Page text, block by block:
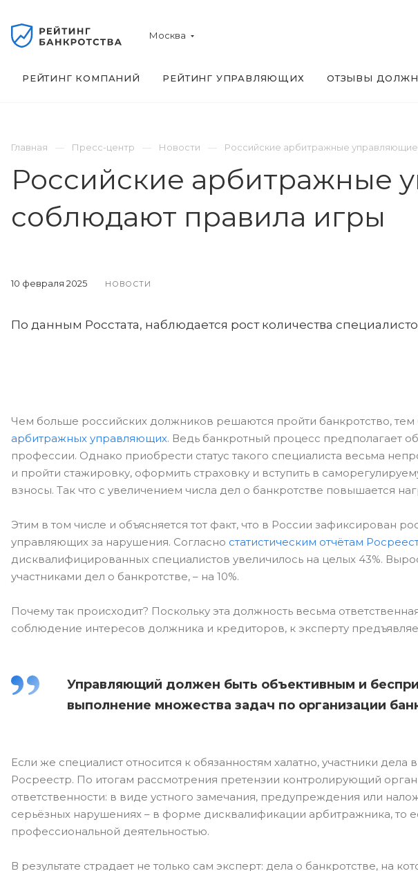
Москва
РЕЙТИНГ КОМПАНИЙ РЕЙТИНГ УПРАВЛЯЮЩИХ ОТЗЫВЫ
Главная Пресс-центр Новости Российские арбитражные
Российские арбитражные
соблюдают правила игры
10 февраля 2025 НОВОСТИ
По данным Росстата, наблюдается рост количества
Чем больше российских должников решаются пройти банкротство, тем
арбитражных управляющих. Ведь банкротный процесс предполагает
профессии. Однако приобрести статус такого специалиста весьма
и пройти стажировку, оформить страховку и вступить в
взносы. Так что с увеличением числа дел о банкротстве повышается
Этим в том числе и объясняется тот факт, что в России зафиксирован
управляющих за нарушения. Согласно статистическим отчётам
дисквалифицированных специалистов увеличилось на целых 43%.
участниками дел о банкротстве, – на 10%.
Почему так происходит? Поскольку эта должность весьма
соблюдение интересов должника и кредиторов, к эксперту
Управляющий должен быть объективным и
выполнение множества задач по организации
Если же специалист относится к обязанностям халатно, участники дела
Росреестр. По итогам рассмотрения претензии контролирующий
ответственности: в виде устного замечания, предупреждения или
серьёзных нарушениях – в форме дисквалификации арбитражника, то
профессиональной деятельностью.
В результате страдает не только сам эксперт: дела о банкротстве, на